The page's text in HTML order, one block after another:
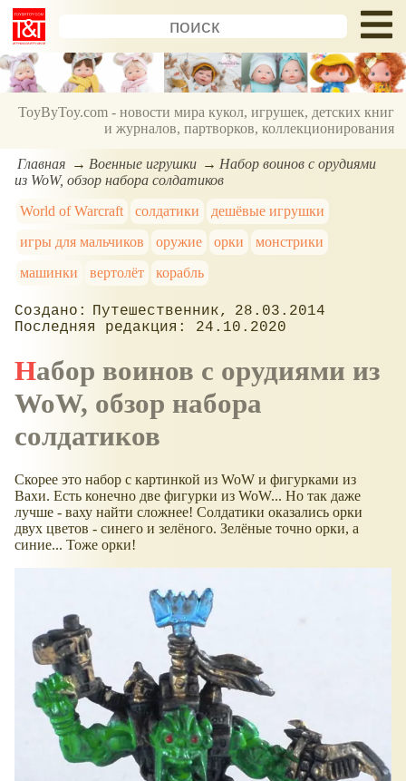
ToyByToy.com - новости мира кукол, игрушек, детских книг
и журналов, партворков, коллекционирования
Главная Военные игрушки
Набор воинов с орудиями
из WoW, обзор набора солдатиков
World of Warcraft
солдатики
дешёвые игрушки
игры для мальчиков
оружие орки
монстрики
машинки
вертолёт корабль
Путешественник
28.03.2014
24.10.2020
Набор воинов с орудиями из
WoW, обзор набора
солдатиков
Скорее это набор с картинкой из WoW и фигурками из
Вахи. Есть конечно две фигурки из WoW... Но так даже
лучше - ваху найти сложнее! Солдатики оказались орки
двух цветов - синего и зелёного. Зелёные точно орки, а
синие... Тоже орки!